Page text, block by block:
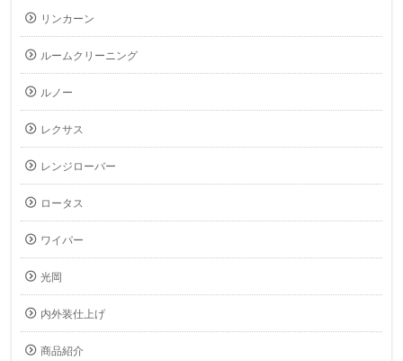
リンカーン
ルームクリーニング
ルノー
レクサス
レンジローバー
ロータス
ワイパー
光岡
内外装仕上げ
商品紹介